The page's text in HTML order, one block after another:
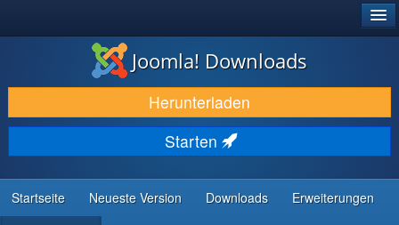
DOWNLOAD & ERWEITERN
ENTDECKEN & LERNEN
COMMUNITY & SUPPORT
RESSOURCEN FÜR ENTWICKLER
Joomla! Downloads
Herunterladen
Starten
Startseite Neueste Version Downloads Erweiterungen